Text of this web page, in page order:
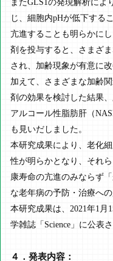
またGLS1の発現解析によ
じ、細胞内pHが低下する
亢進することも明らかに
剤を投与すると、さまざ
され、加齢現象が有意に改
加えて、さまざまな加齢
剤の効果を検討した結果
アルコール性脂肪肝（
も見いだしました。
本研究成果により、老化
性が明らかとなり、それ
康寿命の亢進のみならず
な老年病の予防・治療へ
本研究成果は、2021年1月
学雑誌「Science」に公表さ
４．発表内容：